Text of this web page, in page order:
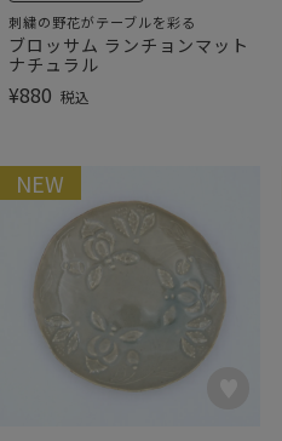
刺繍の野花がテーブルを彩る
ブロッサム ランチョンマット
ナチュラル
¥880 税込
NEW